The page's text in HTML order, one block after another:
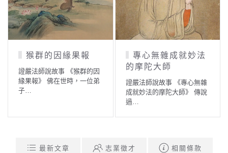
猴群的因緣果報
證嚴法師說故事 《猴群的因
緣果報》 佛在世時，一位弟
子…
專心無雜成就妙法
的摩陀大師
證嚴法師說故事 《專心無雜
成就妙法的摩陀大師》 傳說
過…
最新文章 志業徵才 相關條款